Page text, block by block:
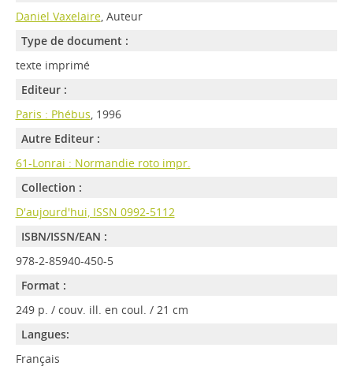
Daniel Vaxelaire, Auteur
Type de document :
texte imprimé
Editeur :
Paris : Phébus, 1996
Autre Editeur :
61-Lonrai : Normandie roto impr.
Collection :
D'aujourd'hui, ISSN 0992-5112
ISBN/ISSN/EAN :
978-2-85940-450-5
Format :
249 p. / couv. ill. en coul. / 21 cm
Langues:
Français